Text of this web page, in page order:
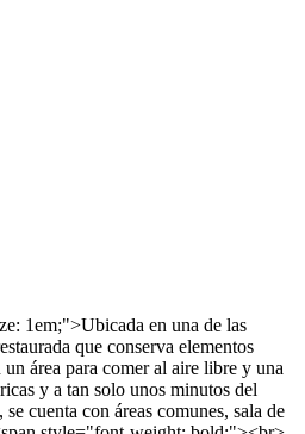
1em;">Ubicada en una de las
que conserva elementos
área para comer al aire libre y una
y a tan solo unos minutos del
cuenta con áreas comunes, sala de